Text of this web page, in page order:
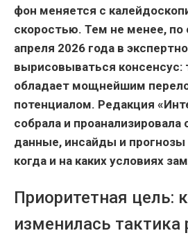
фон меняется с
скоростью. Тем не менее, по
апреля 2026 года в
вырисовываться консенсус:
обладает мощнейшим
потенциалом. Редакция
собрала и
данные, инсайды и прогнозы
когда и на каких условиях
Приоритетная цель:
изменилась тактика